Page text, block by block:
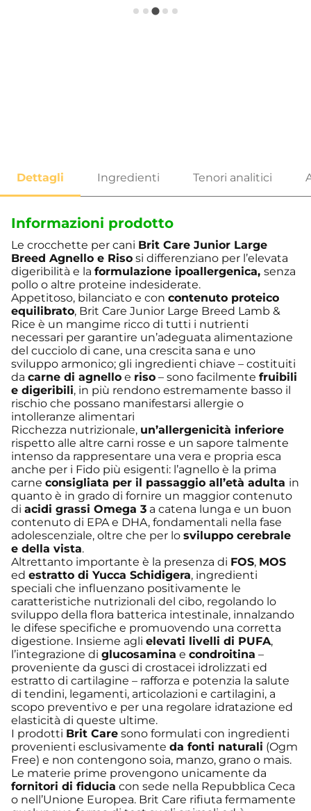
Informazioni prodotto
Le crocchette per cani Brit Care Junior Large
Breed Agnello e Riso si differenziano per l’elevata
digeribilità e la formulazione ipoallergenica, senza
pollo o altre proteine indesiderate.
Appetitoso, bilanciato e con contenuto proteico
equilibrato, Brit Care Junior Large Breed Lamb &
Rice è un mangime ricco di tutti i nutrienti
necessari per garantire un’adeguata alimentazione
del cucciolo di cane, una crescita sana e uno
sviluppo armonico; gli ingredienti chiave – costituiti
da carne di agnello e riso – sono facilmente fruibili
e digeribili, in più rendono estremamente basso il
rischio che possano manifestarsi allergie o
intolleranze alimentari
Ricchezza nutrizionale, un’allergenicità inferiore
rispetto alle altre carni rosse e un sapore talmente
intenso da rappresentare una vera e propria esca
anche per i Fido più esigenti: l’agnello è la prima
carne consigliata per il passaggio all’età adulta in
quanto è in grado di fornire un maggior contenuto
di acidi grassi Omega 3 a catena lunga e un buon
contenuto di EPA e DHA, fondamentali nella fase
adolescenziale, oltre che per lo sviluppo cerebrale
e della vista.
Altrettanto importante è la presenza di FOS, MOS
ed estratto di Yucca Schidigera, ingredienti
speciali che influenzano positivamente le
caratteristiche nutrizionali del cibo, regolando lo
sviluppo della flora batterica intestinale, innalzando
le difese specifiche e promuovendo una corretta
digestione. Insieme agli elevati livelli di PUFA,
l’integrazione di glucosamina e condroitina –
proveniente da gusci di crostacei idrolizzati ed
estratto di cartilagine – rafforza e potenzia la salute
di tendini, legamenti, articolazioni e cartilagini, a
scopo preventivo e per una regolare idratazione ed
elasticità di queste ultime.
I prodotti Brit Care sono formulati con ingredienti
provenienti esclusivamente da fonti naturali (Ogm
Free) e non contengono soia, manzo, grano o mais.
Le materie prime provengono unicamente da
fornitori di fiducia con sede nella Repubblica Ceca
o nell’Unione Europea. Brit Care rifiuta fermamente